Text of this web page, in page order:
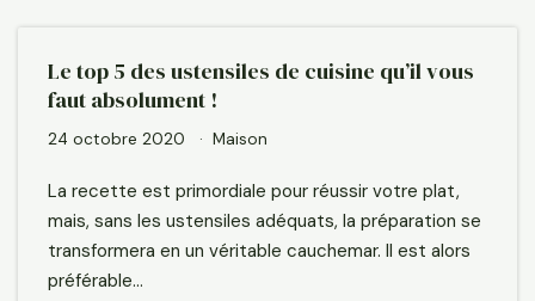
Le top 5 des ustensiles de cuisine qu’il vous
faut absolument !
24 octobre 2020 Maison
La recette est primordiale pour réussir votre plat,
mais, sans les ustensiles adéquats, la préparation se
transformera en un véritable cauchemar. Il est alors
préférable…